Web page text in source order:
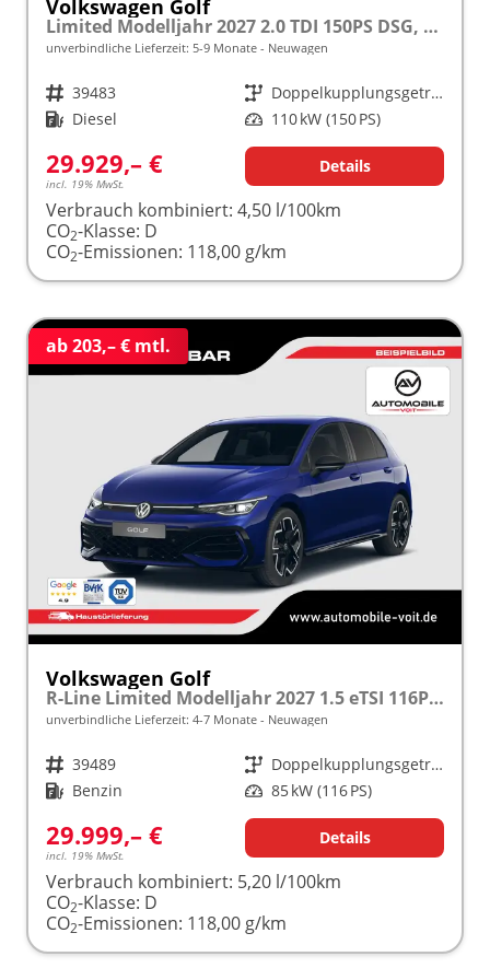
Volkswagen Golf
Limited Modelljahr 2027 2.0 TDI 150PS DSG, 17" Alu , Adaptiver Tempomat, Sicht-Paket, Digital Cockpit, App-Connect, Parksensoren vo/hi, Rückfahrkamera, Climatronic
unverbindliche Lieferzeit: 5-9 Monate Neuwagen
Fahrzeugnr. 39483 Getriebe
Doppelkupplungsgetriebe (DSG)
Kraftstoff Diesel Leistung 110 kW (150 PS)
29.929,– €
incl. 19% MwSt.
Details
Verbrauch kombiniert: 4,50 l/100km
CO2-Klasse: D
CO2-Emissionen: 118,00 g/km
ab 203,– € mtl.
Volkswagen Golf
R-Line Limited Modelljahr 2027 1.5 eTSI 116PS DSG, 18" Alu , Sportsitze, ACC, Digital Cockpit Pro, App-Connect, PDC, Kamera
unverbindliche Lieferzeit: 4-7 Monate Neuwagen
Fahrzeugnr. 39489 Getriebe
Doppelkupplungsgetriebe (DSG)
Kraftstoff Benzin Leistung 85 kW (116 PS)
29.999,– €
incl. 19% MwSt.
Details
Verbrauch kombiniert: 5,20 l/100km
CO2-Klasse: D
CO2-Emissionen: 118,00 g/km